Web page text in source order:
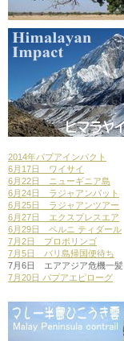
2014年パプアインパクト
6月17日 ワイサイ
6月22日 ニューギニア島
6月24日 ラジャアンパット
6月25日 ラジャアンツアー
6月27日 エクスプレスエア
6月29日 ペルニ ティダール
7月2日 プロボリンゴ
7月5日 バリ島帰国便待ち
7月6日 エアアジア危機一髪
7月20日 パプアエピローグ